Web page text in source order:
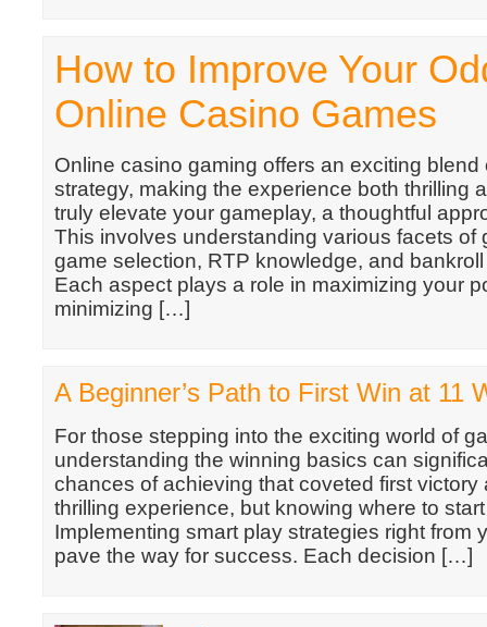
How to Improve Your
Online Casino Games
Online casino gaming offers an exciting
strategy, making the experience both thrilling
truly elevate your gameplay, a thoughtful
This involves understanding various facets of
game selection, RTP knowledge, and
Each aspect plays a role in maximizing your
minimizing […]
A Beginner’s Path to First Win at 11
For those stepping into the exciting world of
understanding the winning basics can
chances of achieving that coveted first victory
thrilling experience, but knowing where to
Implementing smart play strategies right from
pave the way for success. Each decision […]